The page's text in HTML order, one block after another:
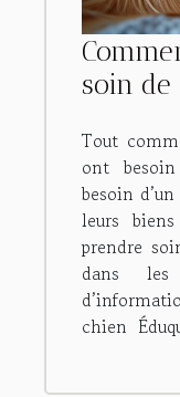
soin de
Tout
ont
besoin
leurs
prendre
dans
chien